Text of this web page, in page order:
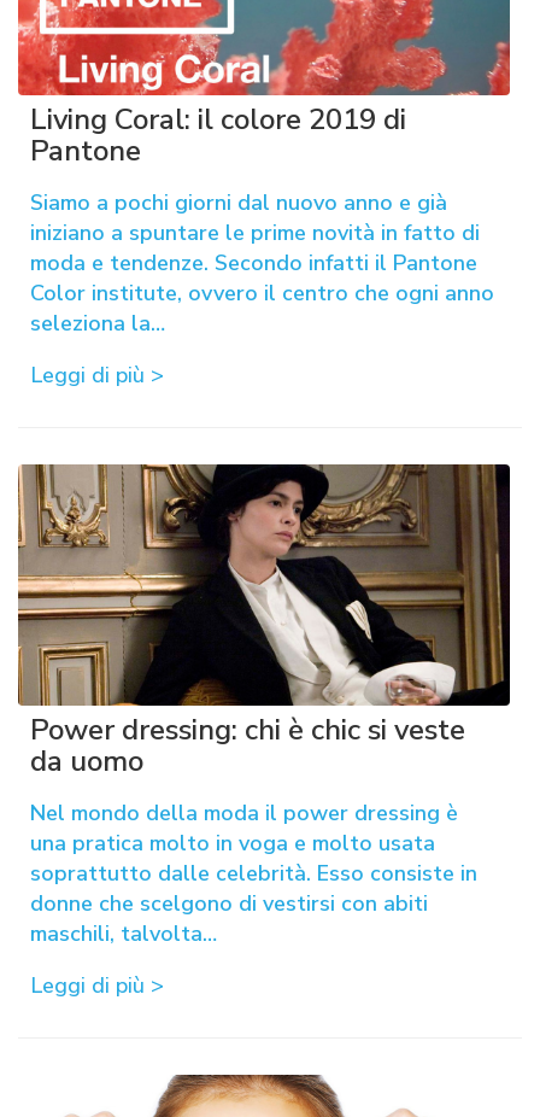
Living Coral: il colore 2019 di
Pantone
Siamo a pochi giorni dal nuovo anno e già
iniziano a spuntare le prime novità in fatto di
moda e tendenze. Secondo infatti il Pantone
Color institute, ovvero il centro che ogni anno
seleziona la…
Leggi di più >
Power dressing: chi è chic si veste
da uomo
Nel mondo della moda il power dressing è
una pratica molto in voga e molto usata
soprattutto dalle celebrità. Esso consiste in
donne che scelgono di vestirsi con abiti
maschili, talvolta…
Leggi di più >